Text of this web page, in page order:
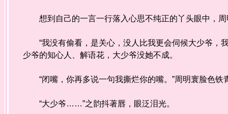
想到自己的一言一行落入心思不纯正的丫头眼中，周
“我没有偷看，是关心，没人比我更会伺候大少爷，
少爷的知心人、解语花，大少爷没她不成。
“闭嘴，你再多说一句我撕烂你的嘴。”周明寰脸色铁
“大少爷……”之韵抖著唇，眼泛泪光。